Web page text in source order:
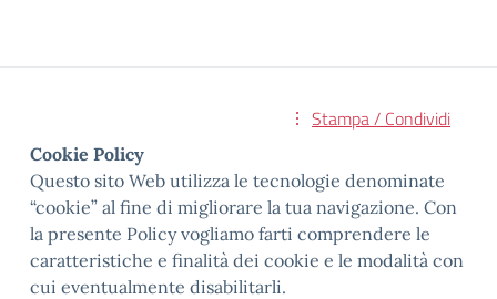
Stampa / Condividi
Cookie Policy
Questo sito Web utilizza le tecnologie denominate
“cookie” al fine di migliorare la tua navigazione. Con
la presente Policy vogliamo farti comprendere le
caratteristiche e finalità dei cookie e le modalità con
cui eventualmente disabilitarli.